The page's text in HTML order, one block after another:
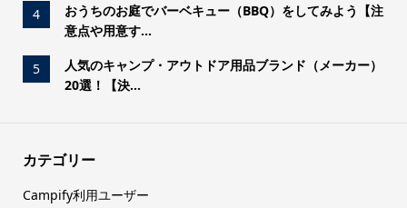
4
おうちのお庭でバーベキュー（BBQ）をしてみよう【注
意点や用意す...
5
人気のキャンプ・アウトドア用品ブランド（メーカー）
20選！【決...
カテゴリー
Campify利用ユーザー